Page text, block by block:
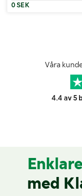
0 SEK
Våra
4.4 av 5
med